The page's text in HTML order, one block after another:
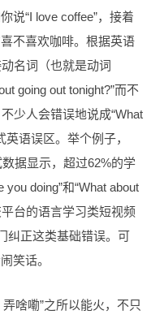
说“I love coffee”，接着
不喜欢咖啡。根据英语
名词（也就是动词
going out tonight?”而不
少人会错误地说成“What
语误区。举个例子，
据显示，超过62%的学
doing”和“What about
台的语言学习类短视频
纠正这类基础错误。可
笑话。
啥嘞”之所以能火，不只